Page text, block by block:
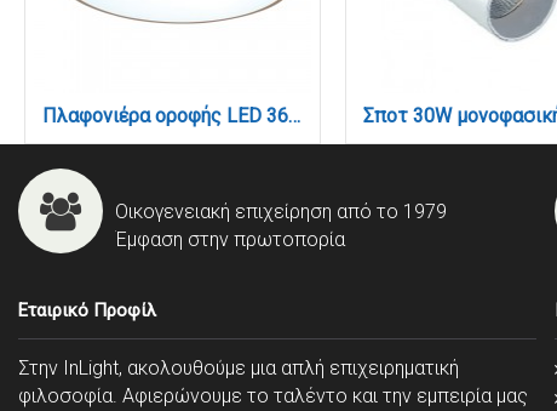
Πλαφονιέρα οροφής LED 36W 3CCT από χρυσαφί και λευκό ακρυλικό D:60cm (42021-A-Golden)
Οικογενειακή επιχείρηση από το 1979
Έμφαση στην πρωτοπορία
Εταιρικό Προφίλ
Στην InLight, ακολουθούμε μια απλή επιχειρηματική
φιλοσοφία. Αφιερώνουμε το ταλέντο και την εμπειρία μας